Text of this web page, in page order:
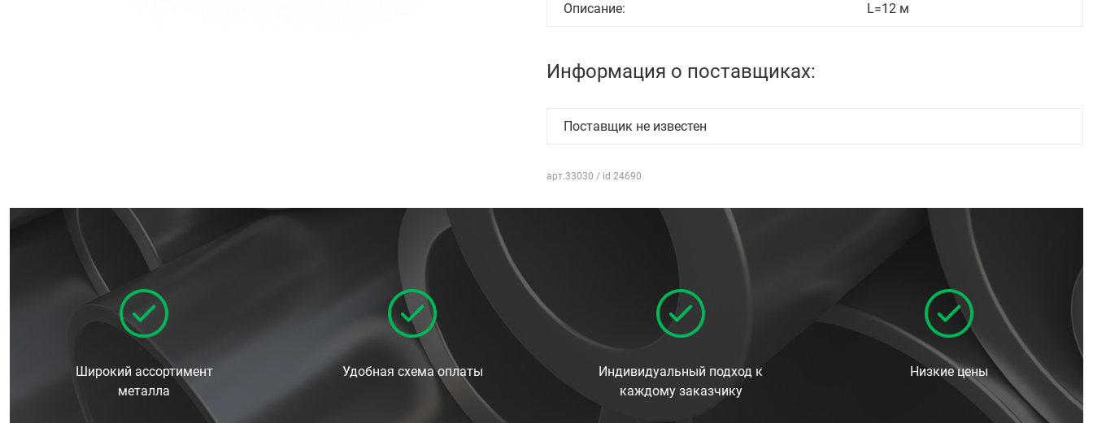
Описание: L=12 м
Информация о поставщиках:
Поставщик не известен
арт.33030 / id 24690
Широкий ассортимент
металла
Удобная схема оплаты
Индивидуальный подход к
каждому заказчику
Низкие цены